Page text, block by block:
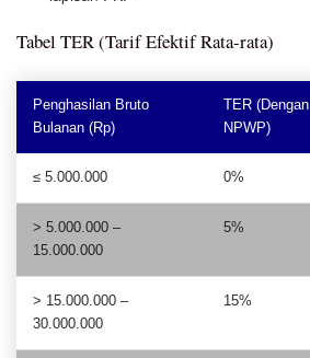
Tabel TER (Tarif Efektif Rata-rata)
Penghasilan Bruto
Bulanan (Rp)
TER (Dengan
NPWP)
≤ 5.000.000 0%
> 5.000.000 –
15.000.000
5%
> 15.000.000 –
30.000.000
15%